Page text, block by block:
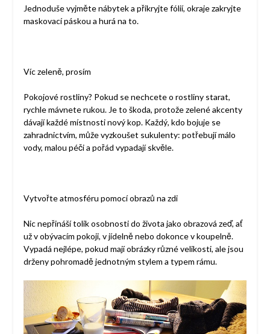
Jednoduše vyjměte nábytek a přikryjte fólií, okraje zakryjte
maskovací páskou a hurá na to.
Víc zeleně, prosím
Pokojové rostliny? Pokud se nechcete o rostliny starat,
rychle mávnete rukou. Je to škoda, protože zelené akcenty
dávají každé místnosti nový kop. Každý, kdo bojuje se
zahradnictvím, může vyzkoušet sukulenty: potřebují málo
vody, malou péči a pořád vypadají skvěle.
Vytvořte atmosféru pomocí obrazů na zdi
Nic nepřináší tolik osobnosti do života jako obrazová zeď, ať
už v obývacím pokoji, v jídelně nebo dokonce v koupelně.
Vypadá nejlépe, pokud mají obrázky různé velikosti, ale jsou
drženy pohromadě jednotným stylem a typem rámu.